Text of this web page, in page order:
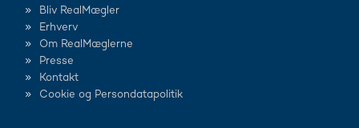
Bliv RealMægler
Erhverv
Om RealMæglerne
Presse
Kontakt
Cookie og Persondatapolitik